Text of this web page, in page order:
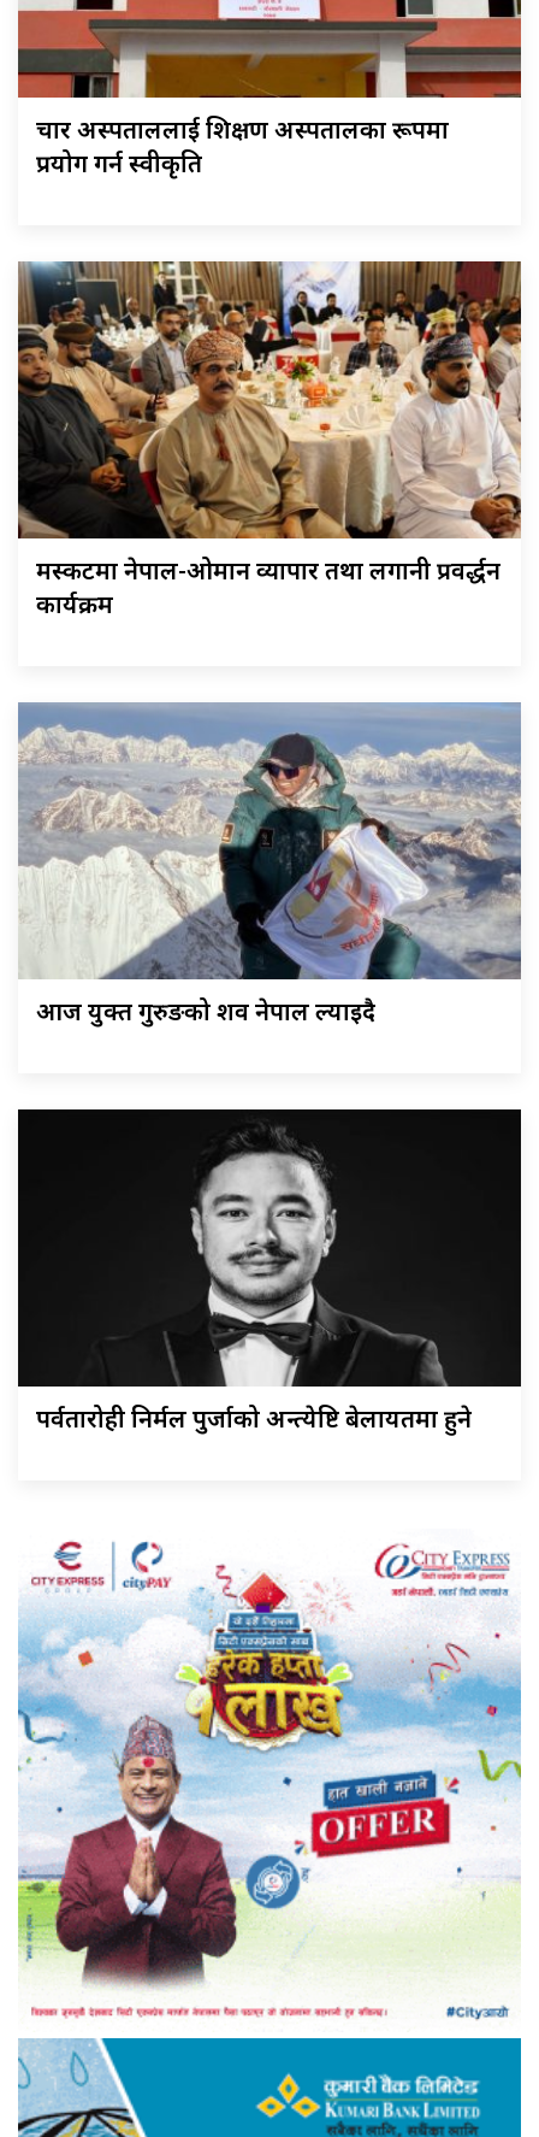
चार अस्पताललाई शिक्षण अस्पतालका रूपमा
प्रयोग गर्न स्वीकृति
मस्कटमा नेपाल-ओमान व्यापार तथा लगानी प्रवर्द्धन
कार्यक्रम
आज युक्त गुरुङको शव नेपाल ल्याइदै
पर्वतारोही निर्मल पुर्जाको अन्त्येष्टि बेलायतमा हुने